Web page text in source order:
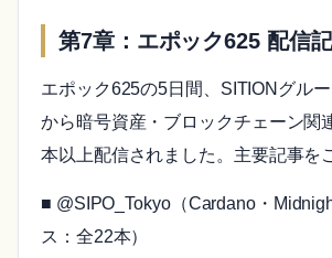
第7章：エポック625 配信
エポック625の5日間、SITIONグル
から暗号資産・ブロックチェーン関
本以上配信されました。主要記事を
■ @SIPO_Tokyo（Cardano・
ス：全22本）